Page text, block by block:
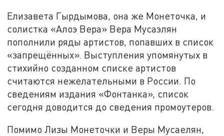
Елизавета Гырдымова, она же Монеточка, и
солистка «Алоэ Вера» Вера Мусаэлян
пополнили ряды артистов, попавших в список
«запрещённых». Выступления упомянутых в
стихийно созданном списке артистов
считаются нежелательными в России. По
сведениям издания «Фонтанка», список
сегодня доводится до сведения промоутеров.
Помимо Лизы Монеточки и Веры Мусаелян,